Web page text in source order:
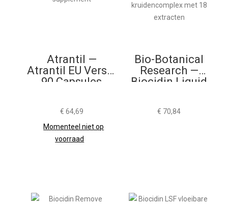
Atrantil —
Atrantil EU Versie
90 Capsules
€ 64,69
Momenteel niet op
voorraad
Bio-Botanical
Research —
Biocidin Liquid
€ 70,84